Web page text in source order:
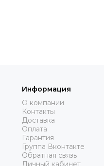
Информация
О компании
Контакты
Доставка
Оплата
Гарантия
Группа Вконтакте
Обратная связь